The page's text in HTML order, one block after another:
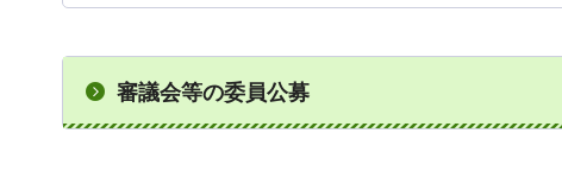
審議会等の委員公募